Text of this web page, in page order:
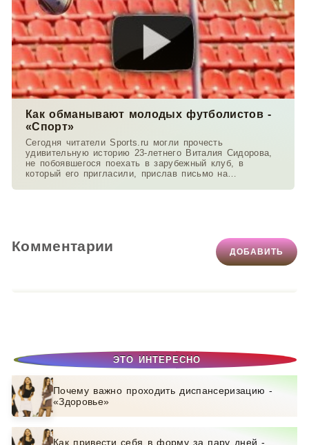
ЭТО ИНТЕРЕСНО
Почему важно проходить диспансеризацию -
«Здоровье»
Как привести себя в форму за пару дней -
Как обманывают молодых футболистов -
«Спорт»
Сегодня читатели Sports.ru могли прочесть
удивительную историю 23-летнего Виталия Сидорова,
не побоявшегося поехать в зарубежный клуб, в
который его пригласили, прислав письмо на
Комментарии ДОБАВИТЬ